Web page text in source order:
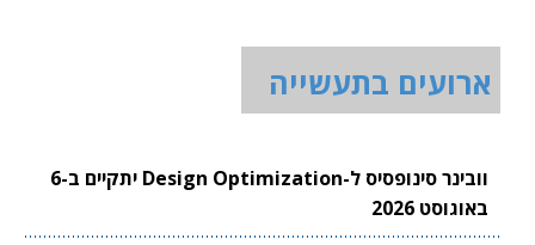
ארועים בתעשייה
וובינר סינופסיס ל-Design Optimization יתקיים ב-6
באוגוסט 2026